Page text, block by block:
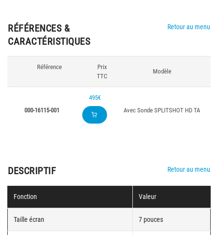
RÉFÉRENCES &
CARACTÉRISTIQUES
Retour au menu
Référence
Prix
TTC
Modèle
000-16115-001
495€
Avec Sonde SPLITSHOT HD TA
DESCRIPTIF Retour au menu
Fonction Valeur
Taille écran 7 pouces